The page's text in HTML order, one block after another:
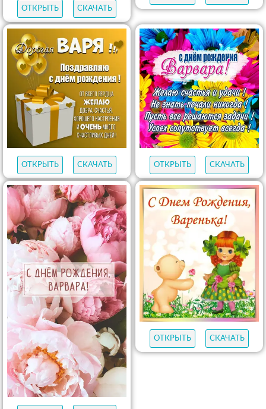
ОТКРЫТЬ СКАЧАТЬ
ОТКРЫТЬ СКАЧАТЬ ОТКРЫТЬ СКАЧАТЬ
ОТКРЫТЬ СКАЧАТЬ